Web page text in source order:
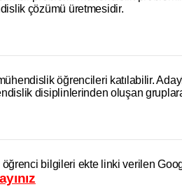
çözümü üretmesidir.
öğrencileri katılabilir.
disiplinlerinden oluşan
öğrenci bilgileri ekte linki verilen